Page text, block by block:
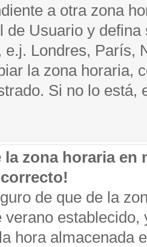
a otra zona
de Usuario y
e.j. Londres, París,
la zona horaria,
Si no lo está,
la zona horaria
de que de la
verano
hora almacenada